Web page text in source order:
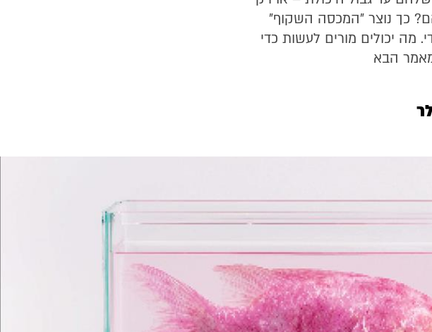
כך נוצר "המכסה השקוף"
מה יכולים מורים לעשות כדי
הבא